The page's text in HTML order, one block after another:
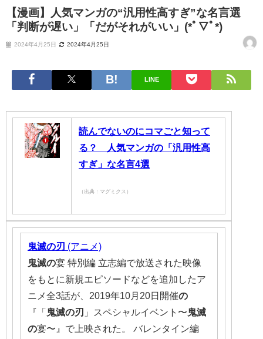
【漫画】人気マンガの“汎用性高すぎ”な名言選
「判断が遅い」「だがそれがいい」(*ﾟ▽ﾟ*)
2024年4月25日 2024年4月25日
LINE
読んでないのにコマごと知って
る？ 人気マンガの「汎用性高
すぎ」な名言4選
（出典：マグミクス）
鬼滅の刃 (アニメ)
鬼滅の宴 特別編 立志編で放送された映像
をもとに新規エピソードなどを追加したア
ニメ全3話が、2019年10月20日開催の
『「 鬼滅の刃 」スペシャルイベント〜鬼滅
の宴〜』で上映された。 バレンタイン編